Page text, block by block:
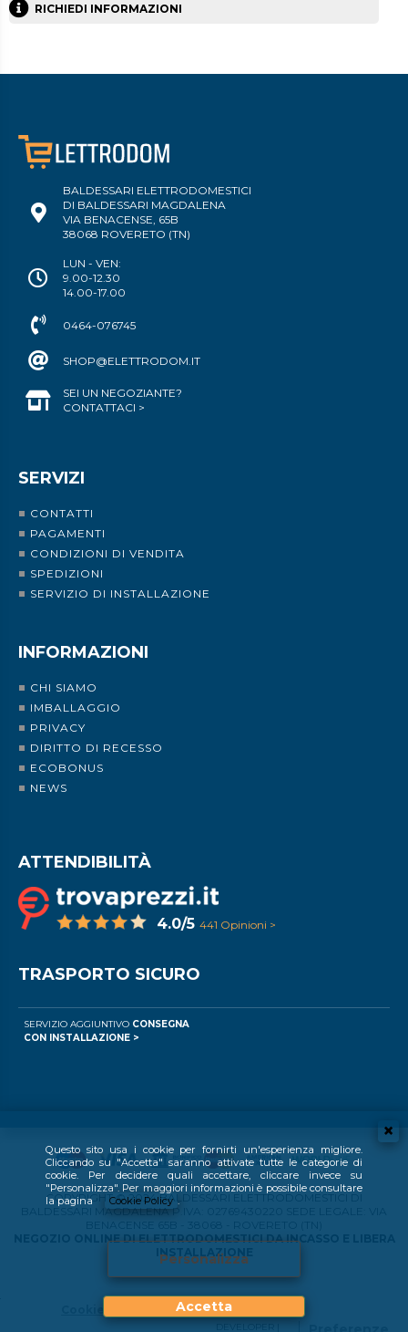
Questo sito usa i cookie per fornirti un'esperienza migliore.
Cliccando su "Accetta" saranno attivate tutte le categorie di
cookie. Per decidere quali accettare, cliccare invece su
"Personalizza". Per maggiori informazioni è possibile consultare
la pagina
Cookie Policy .
Personalizza
Accetta
RICHIEDI INFORMAZIONI
BALDESSARI ELETTRODOMESTICI
DI BALDESSARI MAGDALENA
VIA BENACENSE, 65B
38068 ROVERETO (TN)
LUN - VEN:
9.00-12.30
14.00-17.00
0464-076745
SHOP@ELETTRODOM.IT
SEI UN NEGOZIANTE?
CONTATTACI >
SERVIZI
CONTATTI
PAGAMENTI
CONDIZIONI DI VENDITA
SPEDIZIONI
SERVIZIO DI INSTALLAZIONE
INFORMAZIONI
CHI SIAMO
IMBALLAGGIO
PRIVACY
DIRITTO DI RECESSO
ECOBONUS
NEWS
ATTENDIBILITÀ
4.0/5 441 Opinioni >
TRASPORTO SICURO
SERVIZIO AGGIUNTIVO CONSEGNA
CON INSTALLAZIONE >
COPYRIGHT © 2024 BALDESSARI ELETTRODOMESTICI DI
BALDESSARI MAGDALENA P.IVA: 02769430220 SEDE LEGALE: VIA
NEGOZIO ONLINE DI ELETTRODOMESTICI DA INCASSO E LIBERA
INSTALLAZIONE
DEVELOPER |